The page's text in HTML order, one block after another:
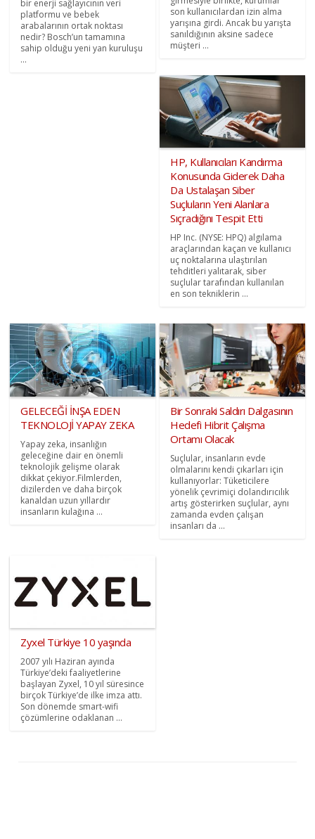
bir enerji sağlayıcının veri
platformu ve bebek
arabalarının ortak noktası
nedir? Bosch’un tamamına
sahip olduğu yeni yan kuruluşu
...
son kullanıcılardan izin alma
yarışına girdi. Ancak bu yarışta
sanıldığının aksine sadece
müşteri ...
HP, Kullanıcıları Kandırma
Konusunda Giderek Daha
Da Ustalaşan Siber
Suçluların Yeni Alanlara
Sıçradığını Tespit Etti
HP Inc. (NYSE: HPQ) algılama
araçlarından kaçan ve kullanıcı
uç noktalarına ulaştırılan
tehditleri yalıtarak, siber
suçlular tarafından kullanılan
en son tekniklerin ...
GELECEĞİ İNŞA EDEN
TEKNOLOJİ YAPAY ZEKA
Yapay zeka, insanlığın
geleceğine dair en önemli
teknolojik gelişme olarak
dikkat çekiyor.Filmlerden,
dizilerden ve daha birçok
kanaldan uzun yıllardır
insanların kulağına ...
Bir Sonraki Saldırı Dalgasının
Hedefi Hibrit Çalışma
Ortamı Olacak
Suçlular, insanların evde
olmalarını kendi çıkarları için
kullanıyorlar: Tüketicilere
yönelik çevrimiçi dolandırıcılık
artış gösterirken suçlular, aynı
zamanda evden çalışan
insanları da ...
Zyxel Türkiye 10 yaşında
2007 yılı Haziran ayında
Türkiye’deki faaliyetlerine
başlayan Zyxel, 10 yıl süresince
birçok Türkiye’de ilke imza attı.
Son dönemde smart-wifi
çözümlerine odaklanan ...